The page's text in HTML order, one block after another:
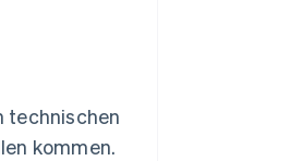
technischen
kommen.